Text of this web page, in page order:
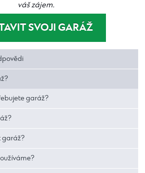
váš zájem.
SVOJI GARÁŽ
garáž?
garáž?